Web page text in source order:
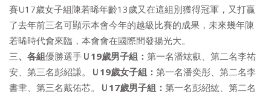
賽U17歲女子組陳若晞年齡13歲又在這組別獲得冠軍，又打贏
了去年前三名可顯示本會今年的越級比賽的成果，未來幾年陳
若晞時代會來臨，本會會在國際間發揚光大。
三、各組優勝選手 Ｕ 19歲男子組： 第一名潘竑叡、第二名李祐
安、第三名彭紹謙。
Ｕ 19歲女子組： 第一名潘奕彤、第二名李
書聿、第三名戴佑芯。
Ｕ 17歲男子組： 第一名彭紹紘、第二名